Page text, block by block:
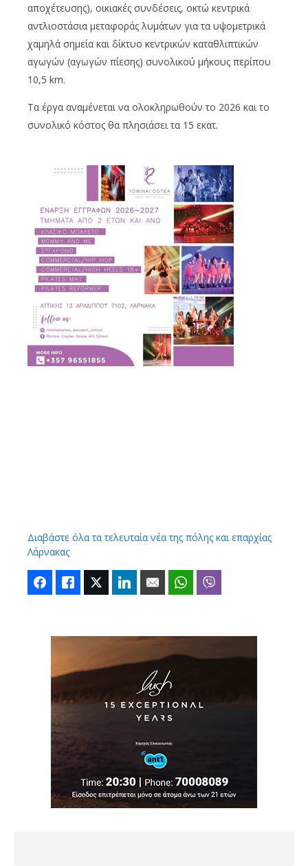
αποχέτευσης), οικιακές συνδέσεις, οκτώ κεντρικά
αντλιοστάσια μεταφοράς λυμάτων για τα υψομετρικά
χαμηλά σημεία και δίκτυο κεντρικών καταθλιπτικών
αγωγών (αγωγών πίεσης) συνολικού μήκους περίπου
10,5 km.
Τα έργα αναμένεται να ολοκληρωθούν το 2026 και το
συνολικό κόστος θα πλησιάσει τα 15 εκατ.
Διαβάστε όλα τα τελευταία νέα της πόλης και επαρχίας
Λάρνακας
FacebookLike Twitter LinkedIn Email WhatsApp